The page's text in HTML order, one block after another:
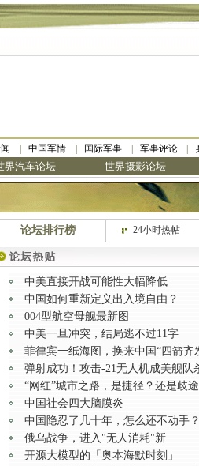
中国军情 国际军事 军事评论
界汽车论坛 世界摄影论坛
论坛排行榜 24小时热帖
中美直接开战可能性大幅降低
中国如何重新定义出入境自由？
004型航空母舰最新图
中美一旦冲突，结局逃不过11字
菲律宾一纸海图，换来中国“四箭齐
弹射成功！攻击-21无人机成美舰队
“网红”城市之路，是捷径？还是歧途
中国社会四大脑膜炎
中国隐忍了几十年，怎么还不动手？
俄乌战争，进入"无人消耗"新
开源大模型的「奥本海默时刻」